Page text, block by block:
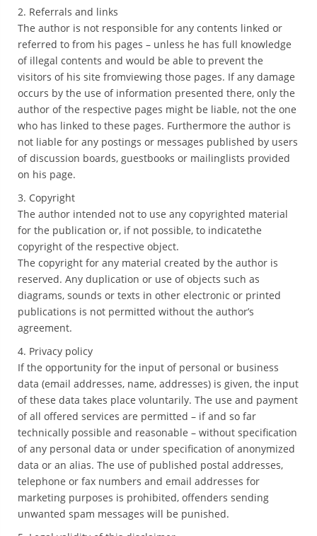
2. Referrals and links
The author is not responsible for any contents linked or
referred to from his pages – unless he has full knowledge
of illegal contents and would be able to prevent the
visitors of his site fromviewing those pages. If any damage
occurs by the use of information presented there, only the
author of the respective pages might be liable, not the one
who has linked to these pages. Furthermore the author is
not liable for any postings or messages published by users
of discussion boards, guestbooks or mailinglists provided
on his page.
3. Copyright
The author intended not to use any copyrighted material
for the publication or, if not possible, to indicatethe
copyright of the respective object.
The copyright for any material created by the author is
reserved. Any duplication or use of objects such as
diagrams, sounds or texts in other electronic or printed
publications is not permitted without the author’s
agreement.
4. Privacy policy
If the opportunity for the input of personal or business
data (email addresses, name, addresses) is given, the input
of these data takes place voluntarily. The use and payment
of all offered services are permitted – if and so far
technically possible and reasonable – without specification
of any personal data or under specification of anonymized
data or an alias. The use of published postal addresses,
telephone or fax numbers and email addresses for
marketing purposes is prohibited, offenders sending
unwanted spam messages will be punished.